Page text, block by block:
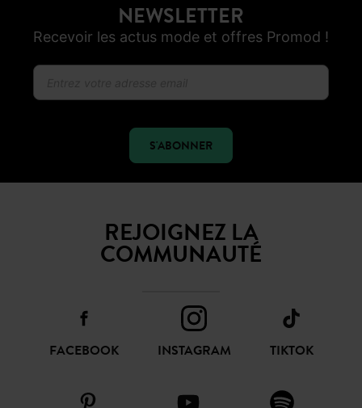
NEWSLETTER
Recevoir les actus mode et offres Promod !
S'ABONNER
REJOIGNEZ LA
COMMUNAUTÉ
FACEBOOK INSTAGRAM TIKTOK